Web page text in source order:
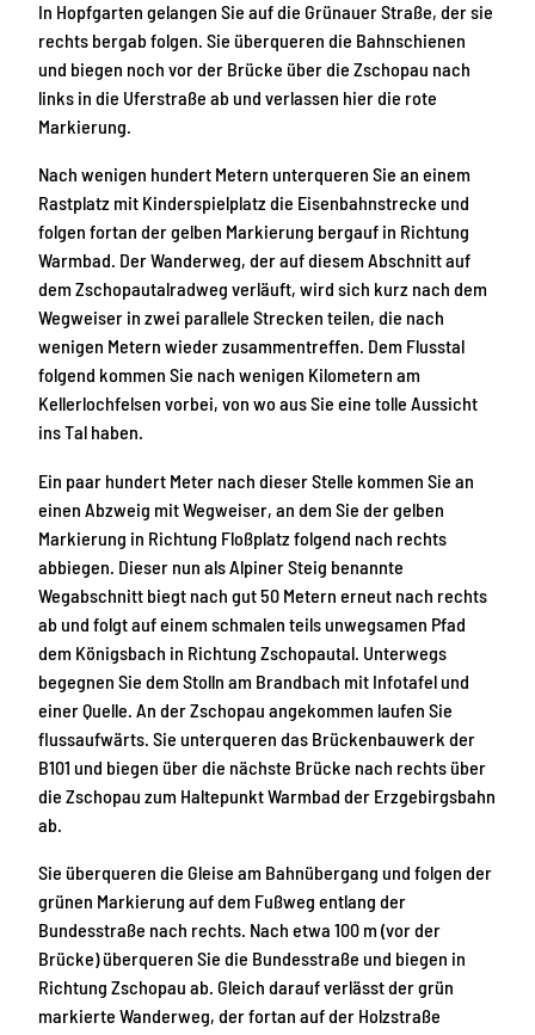
In Hopfgarten gelangen Sie auf die Grünauer Straße, der sie
rechts bergab folgen. Sie überqueren die Bahnschienen
und biegen noch vor der Brücke über die Zschopau nach
links in die Uferstraße ab und verlassen hier die rote
Markierung.
Nach wenigen hundert Metern unterqueren Sie an einem
Rastplatz mit Kinderspielplatz die Eisenbahnstrecke und
folgen fortan der gelben Markierung bergauf in Richtung
Warmbad. Der Wanderweg, der auf diesem Abschnitt auf
dem Zschopautalradweg verläuft, wird sich kurz nach dem
Wegweiser in zwei parallele Strecken teilen, die nach
wenigen Metern wieder zusammentreffen. Dem Flusstal
folgend kommen Sie nach wenigen Kilometern am
Kellerlochfelsen vorbei, von wo aus Sie eine tolle Aussicht
ins Tal haben.
Ein paar hundert Meter nach dieser Stelle kommen Sie an
einen Abzweig mit Wegweiser, an dem Sie der gelben
Markierung in Richtung Floßplatz folgend nach rechts
abbiegen. Dieser nun als Alpiner Steig benannte
Wegabschnitt biegt nach gut 50 Metern erneut nach rechts
ab und folgt auf einem schmalen teils unwegsamen Pfad
dem Königsbach in Richtung Zschopautal. Unterwegs
begegnen Sie dem Stolln am Brandbach mit Infotafel und
einer Quelle. An der Zschopau angekommen laufen Sie
flussaufwärts. Sie unterqueren das Brückenbauwerk der
B101 und biegen über die nächste Brücke nach rechts über
die Zschopau zum Haltepunkt Warmbad der Erzgebirgsbahn
ab.
Sie überqueren die Gleise am Bahnübergang und folgen der
grünen Markierung auf dem Fußweg entlang der
Bundesstraße nach rechts. Nach etwa 100 m (vor der
Brücke) überqueren Sie die Bundesstraße und biegen in
Richtung Zschopau ab. Gleich darauf verlässt der grün
markierte Wanderweg, der fortan auf der Holzstraße